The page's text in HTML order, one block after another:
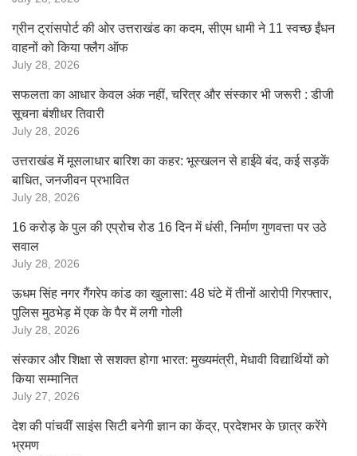
ग्रीन ट्रांसपोर्ट की ओर उत्तराखंड का कदम, सीएम धामी ने 11 स्वच्छ ईंधन
वाहनों को किया फ्लैग ऑफ
July 28, 2026
सफलता का आधार केवल अंक नहीं, चरित्र और संस्कार भी जरूरी : डीजी
सूचना बंशीधर तिवारी
July 28, 2026
उत्तराखंड में मूसलाधार बारिश का कहर: भूस्खलन से हाईवे बंद, कई सड़कें
बाधित, जनजीवन प्रभावित
July 28, 2026
16 करोड़ के पुल की एप्रोच रोड 16 दिन में धंसी, निर्माण गुणवत्ता पर उठे
सवाल
July 28, 2026
ऊधम सिंह नगर गैंगरेप कांड का खुलासा: 48 घंटे में तीनों आरोपी गिरफ्तार,
पुलिस मुठभेड़ में एक के पैर में लगी गोली
July 28, 2026
संस्कार और शिक्षा से सशक्त होगा भारत: मुख्यमंत्री, मेधावी विद्यार्थियों को
किया सम्मानित
July 27, 2026
देश की पांचवीं साइंस सिटी बनेगी ज्ञान का केंद्र, प्रदेशभर के छात्र करेंगे
भ्रमण